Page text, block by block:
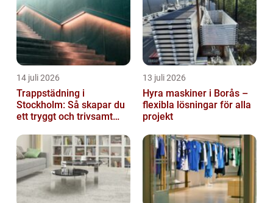
14 juli 2026
Trappstädning i
Stockholm: Så skapar du
ett tryggt och trivsamt
13 juli 2026
Hyra maskiner i Borås –
flexibla lösningar för alla
projekt